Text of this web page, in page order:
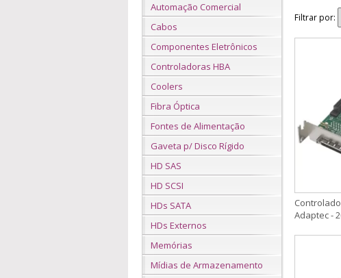
Automação Comercial
Cabos
Componentes Eletrônicos
Controladoras HBA
Coolers
Fibra Óptica
Fontes de Alimentação
Gaveta p/ Disco Rígido
HD SAS
HD SCSI
HDs SATA
HDs Externos
Memórias
Mídias de Armazenamento
Filtrar por:
Adaptec -